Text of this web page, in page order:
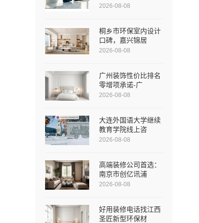
2026-08-08
桐乡市环保室内设计
口碑，嘉兴锦居
2026-08-08
广州装饰性价比排名
零增项承诺-广
2026-08-08
大连外国语大学继续
教育学院线上咨
2026-08-08
高端装修公司首选：
南京市创亿讯浦
2026-08-08
好用装修电话找江西
圣匠新型环保材